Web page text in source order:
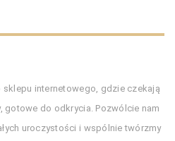
internetowego, gdzie czekają
gotowe do odkrycia. Pozwólcie nam
uroczystości i wspólnie twórzmy